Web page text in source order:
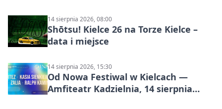
14 sierpnia 2026, 08:00
Shōtsu! Kielce 26 na Torze Kielce –
data i miejsce
14 sierpnia 2026, 15:30
Od Nowa Festiwal w Kielcach —
Amfiteatr Kadzielnia, 14 sierpnia